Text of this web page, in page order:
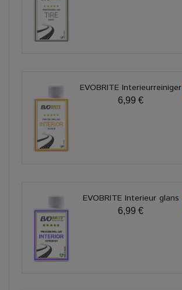
EVOBRITE Interieurreiniger
6,99 €
EVOBRITE Interieur glans
6,99 €